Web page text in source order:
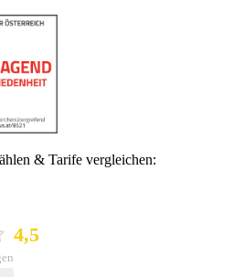
& Tarife vergleichen:
4,5